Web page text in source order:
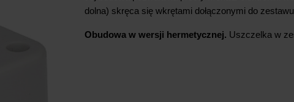
dolna) skręca się wkrętami dołączonymi do
Obudowa w wersji hermetycznej. Uszczelka w